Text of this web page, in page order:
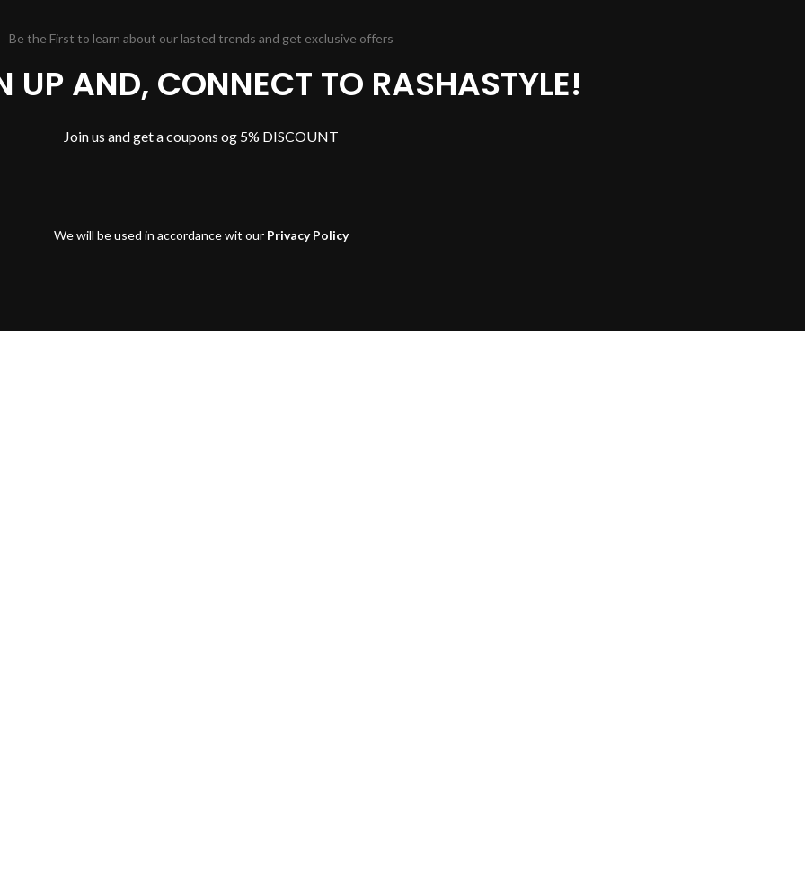
Be the First to learn about our lasted trends and get exclusive offers
UP AND, CONNECT TO RASHASTYLE!
Join us and get a coupons og 5% DISCOUNT
We will be used in accordance wit our Privacy Policy